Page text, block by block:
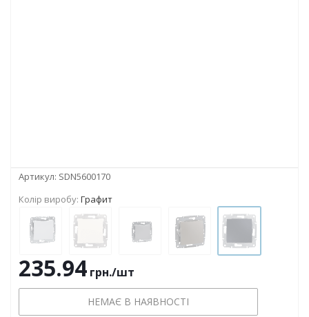
Артикул: SDN5600170
Колір виробу: Графит
235.94 грн./шт
НЕМАЄ В НАЯВНОСТІ